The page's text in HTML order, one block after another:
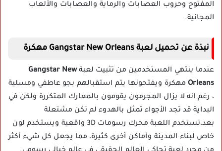
المفتوح وحروب العصابات والرماية والعصابات والألعاب
المجانية.
نبذة عن تحميل لعبة Gangstar New Orleans مهكرة
عندما ينتهي المستخدمين من تثبيت لعبةGangstar New
Orleans مهكرة ويفتحونها يتم استقبالهم بجو عاطفي ومسلية
، رغم انه لا يزال المجرمون يقومون بالمعارك المتكررة ولكن في
البداية قد تجد الأجواء تمثل بالهدوء لم تكن مشتعلة
بعد،تستخدم اللعبة محرك رسومات 3D واقعية ويستخدم لون
خاص لبناء المدينة وأماكن أخرى كثيرة، مما يجعل كل شيء أكثر